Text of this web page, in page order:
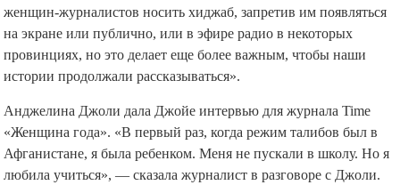
женщин-журналистов носить хиджаб, запретив им появляться
на экране или публично, или в эфире радио в некоторых
провинциях, но это делает еще более важным, чтобы наши
истории продолжали рассказываться».
Анджелина Джоли дала Джойе интервью для журнала Time
«Женщина года». «В первый раз, когда режим талибов был в
Афганистане, я была ребенком. Меня не пускали в школу. Но я
любила учиться», — сказала журналист в разговоре с Джоли.